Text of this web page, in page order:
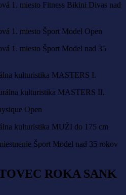
1. miesto Fitness Bikini Divas nad
1. miesto Šport Model Open
1. miesto Šport Model nad 35
kulturistika MASTERS I.
kulturistika MASTERS II.
Open
kulturistika MUŽI do 175 cm
Šport Model nad 35 rokov
ROKA SANK